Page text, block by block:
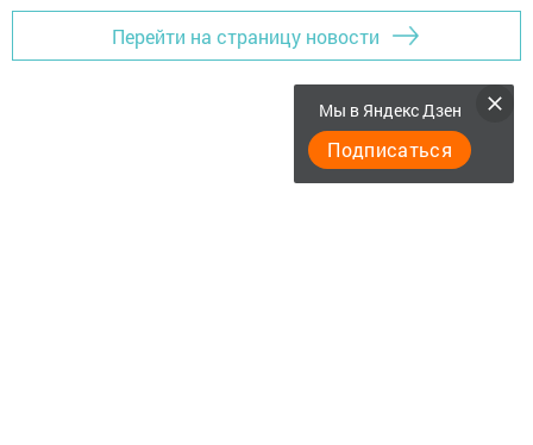
Перейти на страницу новости
Мы в Яндекс Дзен
Подписаться